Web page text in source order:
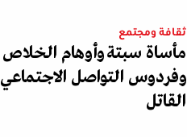
ثقافة ومجتمع
مأساة سبتة وأوهام الخلاص
وفردوس التواصل الاجتماعي
القاتل